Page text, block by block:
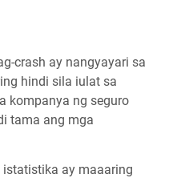
crash ay nangyayari sa
hindi sila iulat sa
kompanya ng seguro
tama ang mga
ay maaaring